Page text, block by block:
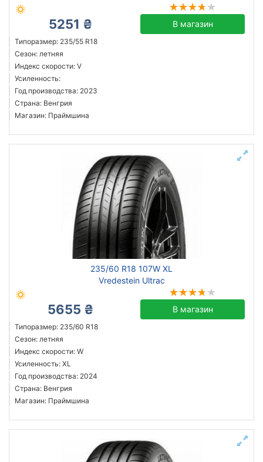
5251 ₴ В магазин
Типоразмер: 235/55 R18
Сезон: летняя
Индекс скорости: V
Усиленность:
Год производства: 2023
Страна: Венгрия
Магазин: Праймшина
235/60 R18 107W XL
Vredestein Ultrac
5655 ₴ В магазин
Типоразмер: 235/60 R18
Сезон: летняя
Индекс скорости: W
Усиленность: XL
Год производства: 2024
Страна: Венгрия
Магазин: Праймшина